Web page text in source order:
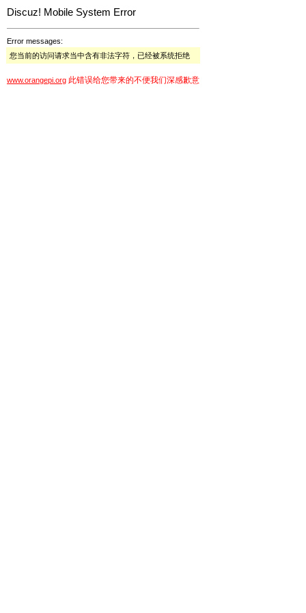
Discuz! Mobile System Error
Error messages:
您当前的访问请求当中含有非法字符，已经被系统拒绝
www.orangepi.org 此错误给您带来的不便我们深感歉意